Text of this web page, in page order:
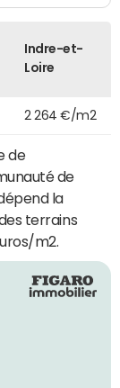
Indre-et-
Loire
2 264 €/m2
de
de
la
terrains
m2.